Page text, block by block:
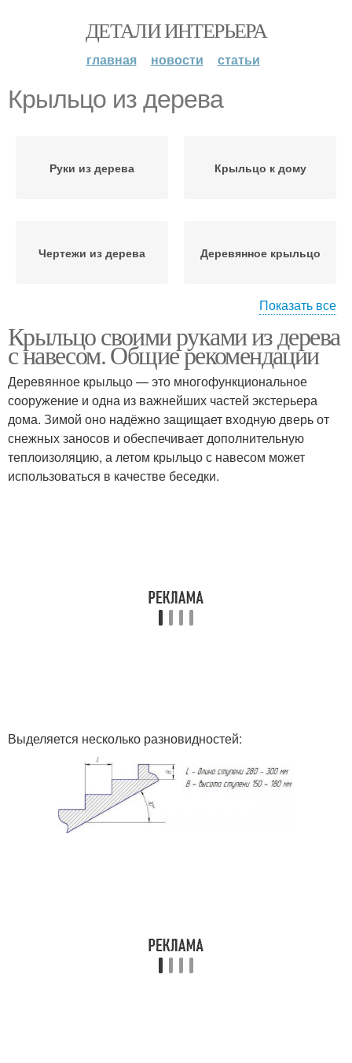
ДЕТАЛИ ИНТЕРЬЕРА
главная новости статьи
Крыльцо из дерева
Руки из дерева Крыльцо к дому
Чертежи из дерева Деревянное крыльцо
Крыльцо с навесом Крыльца из бревен
Ступени для крыльца Крыльцо из фанеры
Полукруглое крыльцо
Крыльцо из металла
Показать все
Крыльцо своими руками из дерева
с навесом. Общие рекомендации
Деревянное крыльцо — это многофункциональное
сооружение и одна из важнейших частей экстерьера
дома. Зимой оно надёжно защищает входную дверь от
снежных заносов и обеспечивает дополнительную
теплоизоляцию, а летом крыльцо с навесом может
использоваться в качестве беседки.
Выделяется несколько разновидностей: